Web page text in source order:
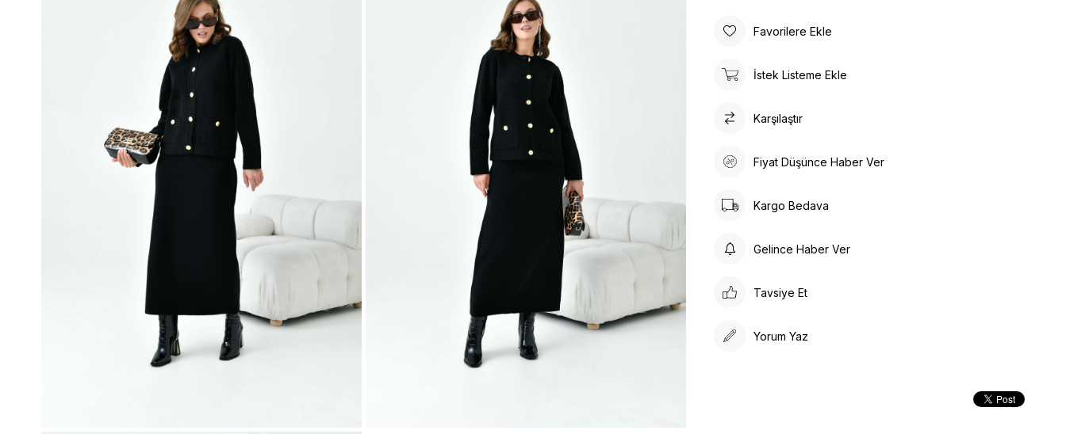
Favorilere Ekle
İstek Listeme Ekle
Karşılaştır
Fiyat Düşünce Haber Ver
Kargo Bedava
Gelince Haber Ver
Tavsiye Et
Yorum Yaz